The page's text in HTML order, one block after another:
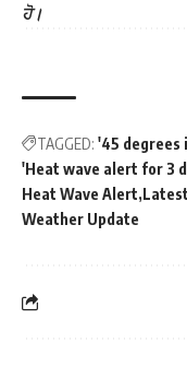
ਹੋ।
TAGGED: '45 degrees
'Heat wave alert for 3
Heat Wave Alert
Weather Update